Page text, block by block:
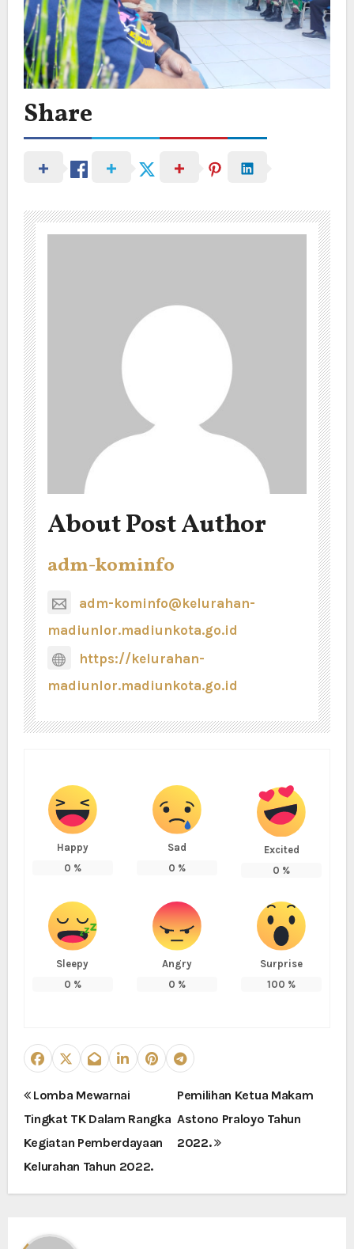
Share
About Post Author
adm-kominfo
adm-kominfo@kelurahan-
madiunlor.madiunkota.go.id
https://kelurahan-
madiunlor.madiunkota.go.id
Happy
0 %
Sad
0 %
Excited
0 %
Sleepy
0 %
Angry
0 %
Surprise
100 %
N
a
v
i
g
Lomba Mewarnai
Tingkat TK Dalam Rangka
Kegiatan Pemberdayaan
Kelurahan Tahun 2022.
Pemilihan Ketua Makam
Astono Praloyo Tahun
2022.